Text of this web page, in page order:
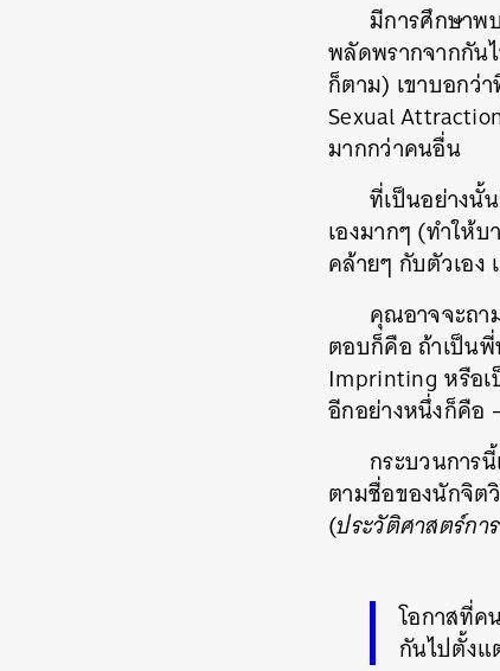
มีการศึกษาพ
พลัดพรากจากกัน
ก็ตาม) เขาบอกว่
Sexual
มากกว่าคนอื่น
ที่เป็นอย่างนั้
เองมากๆ (ทำให้
คล้ายๆ กับตัวเอง
คุณอาจจะถา
ตอบก็คือ ถ้าเป็นพี่
Imprinting หรือ
อีกอย่างหนึ่งก็คือ
กระบวนการ
ตามชื่อของนักจิต
(ประวัติศาสตร์ก
โอกาสที่ค
กันไปตั้งแ